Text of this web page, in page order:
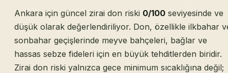
Ankara için güncel zirai don riski 0/100 seviyesinde ve
düşük olarak değerlendiriliyor. Don, özellikle ilkbahar
sonbahar geçişlerinde meyve bahçeleri, bağlar ve
hassas sebze fideleri için en büyük tehditlerden biridir.
Zirai don riski yalnızca gece minimum sıcaklığına değil;